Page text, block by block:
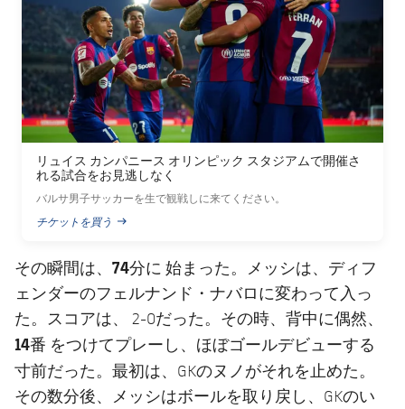
リュイス カンパニース オリンピック スタジアムで開催さ
れる試合をお見逃しなく
バルサ男子サッカーを生で観戦しに来てください。
チケットを買う
PUBLISHED NEWS
その瞬間は、 74分に 始まった。メッシは、ディフ
ェンダーのフェルナンド・ナバロに変わって入っ
た。スコアは、 2-0だった。その時、背中に偶然、
14番 をつけてプレーし、 ほぼゴールデビューする
寸前だった。最初は、GKのヌノがそれを止めた。
その数分後、メッシはボールを取り戻し、GKのい